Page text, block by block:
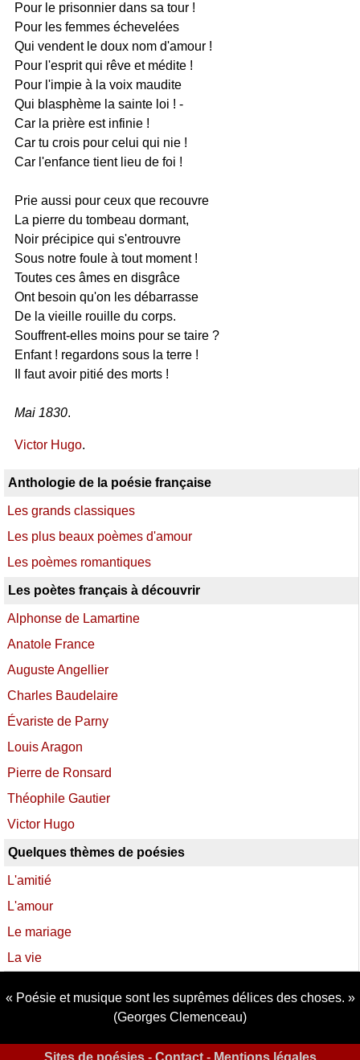
Pour le prisonnier dans sa tour !
Pour les femmes échevelées
Qui vendent le doux nom d'amour !
Pour l'esprit qui rêve et médite !
Pour l'impie à la voix maudite
Qui blasphème la sainte loi ! -
Car la prière est infinie !
Car tu crois pour celui qui nie !
Car l'enfance tient lieu de foi !
Prie aussi pour ceux que recouvre
La pierre du tombeau dormant,
Noir précipice qui s'entrouvre
Sous notre foule à tout moment !
Toutes ces âmes en disgrâce
Ont besoin qu'on les débarrasse
De la vieille rouille du corps.
Souffrent-elles moins pour se taire ?
Enfant ! regardons sous la terre !
Il faut avoir pitié des morts !
Mai 1830.
Victor Hugo.
Anthologie de la poésie française
Les grands classiques
Les plus beaux poèmes d'amour
Les poèmes romantiques
Les poètes français à découvrir
Alphonse de Lamartine
Anatole France
Auguste Angellier
Charles Baudelaire
Évariste de Parny
Louis Aragon
Pierre de Ronsard
Théophile Gautier
Victor Hugo
Quelques thèmes de poésies
L'amitié
L'amour
Le mariage
La vie
Poésie et musique sont les suprêmes délices des choses.
(Georges Clemenceau)
Sites de poésies- Contact- Mentions légales